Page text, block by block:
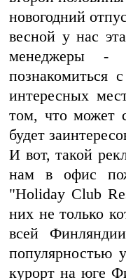
новогодний
весной у нас
менеджеры -
познакомиться
интересных
том, что может
будет
И вот, такой
нам в офис
"Holiday Club
них не только
всей
популярностью
курорт на юге